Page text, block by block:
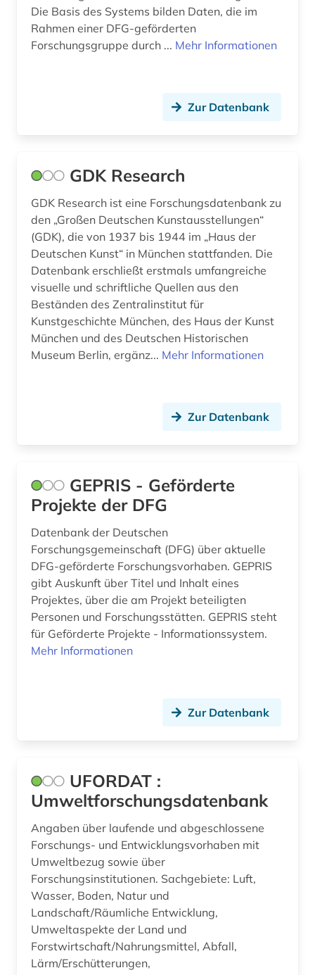
Die Basis des Systems bilden Daten, die im
Rahmen einer DFG-geförderten
Forschungsgruppe durch ... Mehr Informationen
Zur Datenbank
GDK Research
GDK Research ist eine Forschungsdatenbank zu
den „Großen Deutschen Kunstausstellungen“
(GDK), die von 1937 bis 1944 im „Haus der
Deutschen Kunst“ in München stattfanden. Die
Datenbank erschließt erstmals umfangreiche
visuelle und schriftliche Quellen aus den
Beständen des Zentralinstitut für
Kunstgeschichte München, des Haus der Kunst
München und des Deutschen Historischen
Museum Berlin, ergänz... Mehr Informationen
Zur Datenbank
GEPRIS - Geförderte
Projekte der DFG
Datenbank der Deutschen
Forschungsgemeinschaft (DFG) über aktuelle
DFG-geförderte Forschungsvorhaben. GEPRIS
gibt Auskunft über Titel und Inhalt eines
Projektes, über die am Projekt beteiligten
Personen und Forschungsstätten. GEPRIS steht
für Geförderte Projekte - Informationssystem.
Mehr Informationen
Zur Datenbank
UFORDAT :
Umweltforschungsdatenbank
Angaben über laufende und abgeschlossene
Forschungs- und Entwicklungsvorhaben mit
Umweltbezug sowie über
Forschungsinstitutionen. Sachgebiete: Luft,
Wasser, Boden, Natur und
Landschaft/Räumliche Entwicklung,
Umweltaspekte der Land und
Forstwirtschaft/Nahrungsmittel, Abfall,
Lärm/Erschütterungen,